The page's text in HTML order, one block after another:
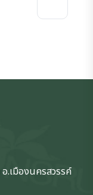
อ.เมืองนครสวรรค์